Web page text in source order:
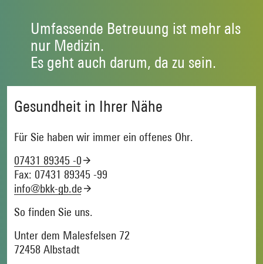
Umfassende Betreuung ist mehr als
nur Medizin.
Es geht auch darum, da zu sein.
Gesundheit in Ihrer Nähe
Für Sie haben wir immer ein offenes Ohr.
07431 89345 -0
Fax: 07431 89345 -99
info@bkk-gb.de
So finden Sie uns.
Unter dem Malesfelsen 72
72458 Albstadt